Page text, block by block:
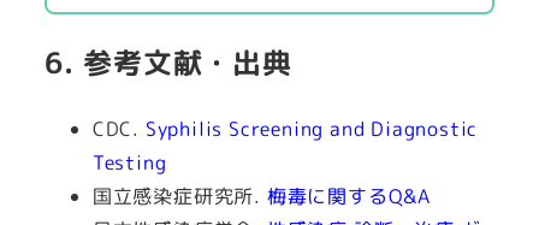
6. 参考文献・出典
CDC. Syphilis Screening and Diagnostic
Testing
国立感染症研究所. 梅毒に関するQ&A